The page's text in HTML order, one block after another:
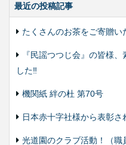
最近の投稿記事
たくさんのお茶をご寄贈い
『民謡つつじ会』の皆様
した‼️
機関紙 絆の杜 第70号
日本赤十字社様から表彰さ
光道園のクラブ活動！（職